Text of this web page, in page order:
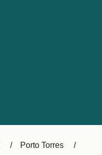
Belgique (FR)
Deutschland
Porto Torres